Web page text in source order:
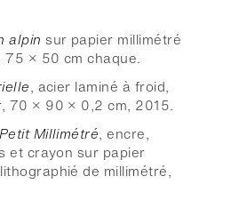
alpin sur papier millimétré
75 × 50 cm chaque.
, acier laminé à froid,
70 × 90 × 0,2 cm, 2015.
Petit Millimétré, encre,
et crayon sur papier
lithographié de millimétré,